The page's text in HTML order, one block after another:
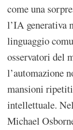
come una
l’IA generativa
linguaggio
osservatori del
l’automazione
mansioni
intellettuale.
Michael